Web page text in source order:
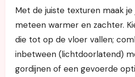
Met de juiste texturen maak
meteen warmer en zachter.
die tot op de vloer vallen;
inbetween (lichtdoorlatend)
gordijnen of een gevoerde